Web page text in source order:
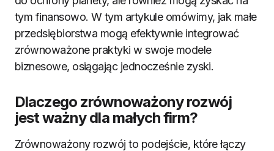
tym finansowo. W tym artykule omówimy, jak małe
przedsiębiorstwa mogą efektywnie integrować
zrównoważone praktyki w swoje modele
biznesowe, osiągając jednocześnie zyski.
Dlaczego zrównoważony rozwój
jest ważny dla małych firm?
Zrównoważony rozwój to podejście, które łączy